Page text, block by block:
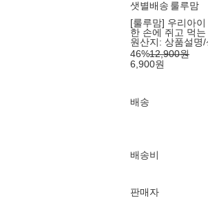
샛별배송 룰루맘
[룰루맘] 우리아
한 손에 쥐고 먹는
원산지: 상품설명
46%12,900원
6,900원
배송
배송비
판매자